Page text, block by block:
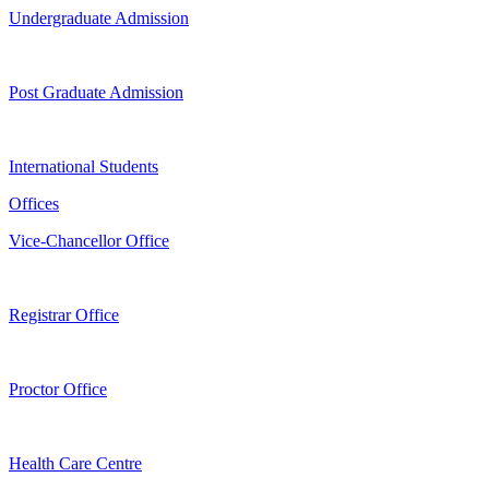
Undergraduate Admission
Post Graduate Admission
International Students
Offices
Vice-Chancellor Office
Registrar Office
Proctor Office
Health Care Centre